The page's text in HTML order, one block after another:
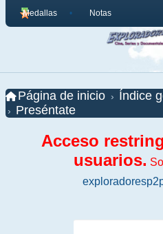
Medallas Notas
Página de inicio Índice
Preséntate
Acceso
usuarios.